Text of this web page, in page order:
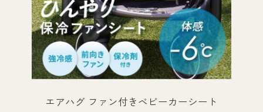
エアハグ ファン付きベビーカーシート